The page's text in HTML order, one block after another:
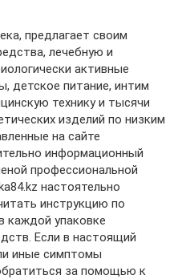
предлагает своим
лечебную и
активные
детское питание, интим
технику и тысячи
изделий по низким
на сайте
информационный
профессиональной
настоятельно
инструкцию по
каждой упаковке
Если в настоящий
иные симптомы
за помощью к